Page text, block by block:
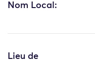
Nom Local:
Lieu de